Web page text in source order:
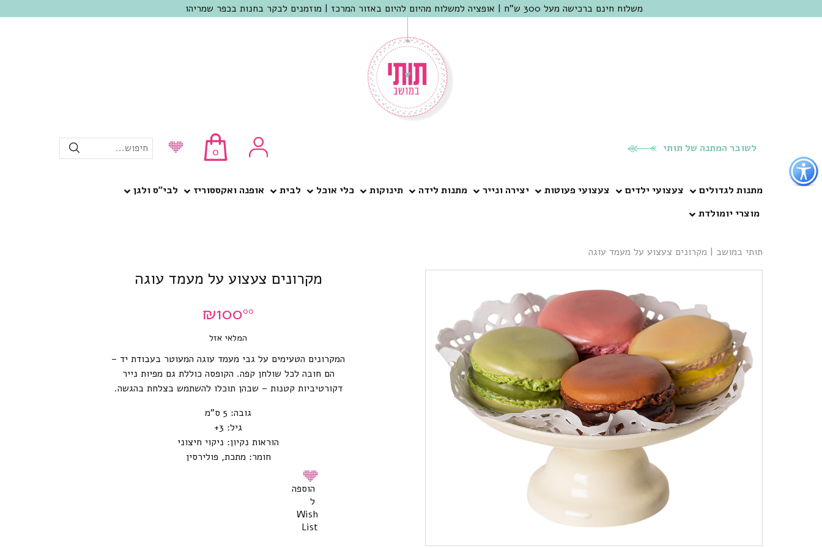
כפתור
לפתיחת
תפריט
נגישות
משלוח חינם ברכישה מעל 300 ש"ח | אופציה למשלוח מהיום להיום באזור המרכז | מוזמנים לבקר בחנות בכפר שמריהו
לשובר המתנה של תותי 0 חיפוש...
מתנות לגדולים צעצועי ילדים צעצועי פעוטות יצירה ונייר מתנות לידה תינוקות כלי אוכל לבית אופנה ואקססוריז
לבי”ס ולגן
מוצרי יומולדת
תותי במושב | מקרונים צעצוע על מעמד עוגה
מקרונים צעצוע על מעמד עוגה
₪10000
המלאי אזל
המקרונים הטעימים על גבי מעמד עוגה המעוטר בעבודת יד –
הם חובה לכל שולחן קפה. הקופסה כוללת גם מפיות נייר
דקורטיביות קטנות – שבהן תוכלו להשתמש בצלחת בהגשה.
גובה: 5 ס”מ
גיל: 3+
הוראות נקיון: ניקוי חיצוני
חומר: מתכת, פולירסין
הוספה
ל
Wish
List